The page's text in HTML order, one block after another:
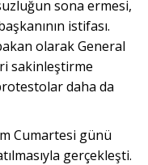
sona ermesi,
istifası.
olarak General
sakinleştirme
daha da
Cumartesi günü
gerçekleşti.